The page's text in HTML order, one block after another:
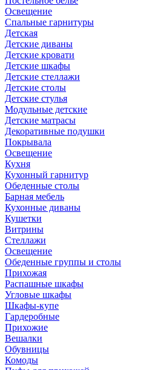
Освещение
Спальные гарнитуры
Детская
Детские диваны
Детские кровати
Детские шкафы
Детские стеллажи
Детские столы
Детские стулья
Модульные детские
Детские матрасы
Декоративные подушки
Покрывала
Освещение
Кухня
Кухонный гарнитур
Обеденные столы
Барная мебель
Кухонные диваны
Кушетки
Витрины
Стеллажи
Освещение
Обеденные группы и столы
Прихожая
Распашные шкафы
Угловые шкафы
Шкафы-купе
Гардеробные
Прихожие
Вешалки
Обувницы
Комоды